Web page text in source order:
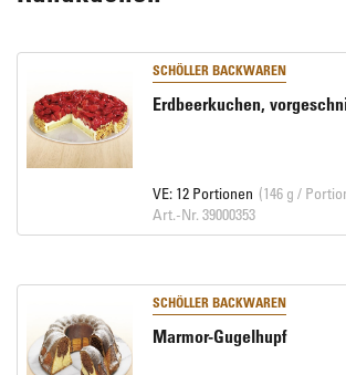
SCHÖLLER BACKWAREN
Erdbeerkuchen,
VE: 12 Portionen (146 g /
Art.-Nr. 39000353
SCHÖLLER BACKWAREN
Marmor-Gugelhupf